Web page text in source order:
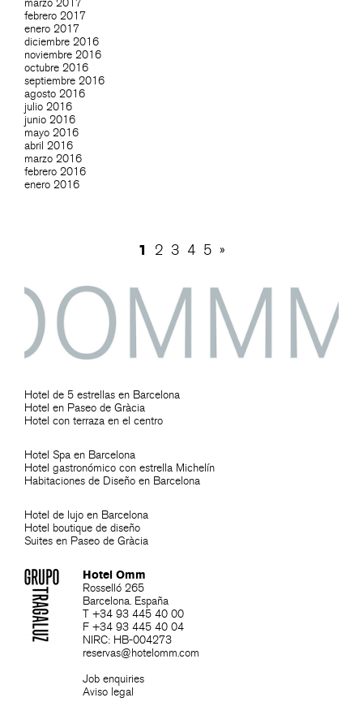
marzo 2017
febrero 2017
enero 2017
diciembre 2016
noviembre 2016
octubre 2016
septiembre 2016
agosto 2016
julio 2016
junio 2016
mayo 2016
abril 2016
marzo 2016
febrero 2016
enero 2016
1 2 3 4 5 »
Hotel de 5 estrellas en Barcelona
Hotel en Paseo de Gràcia
Hotel con terraza en el centro
Hotel Spa en Barcelona
Hotel gastronómico con estrella Michelín
Habitaciones de Diseño en Barcelona
Hotel de lujo en Barcelona
Hotel boutique de diseño
Suites en Paseo de Gràcia
Hotel Omm
Rosselló 265
Barcelona. España
T +34 93 445 40 00
F +34 93 445 40 04
NIRC: HB-004273
reservas@hotelomm.com
Job enquiries
Aviso legal